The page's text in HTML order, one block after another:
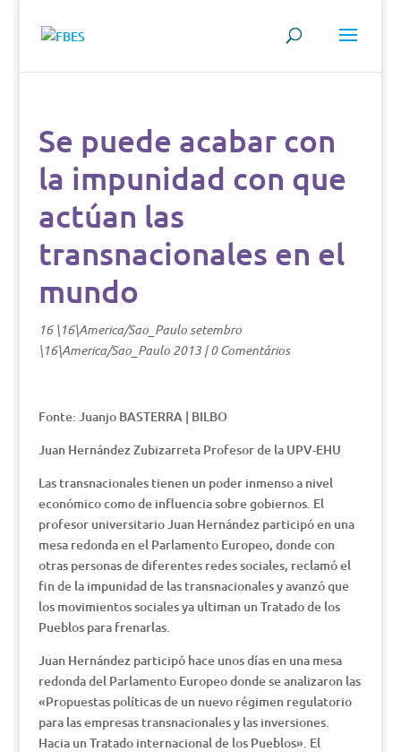
Se puede acabar con
la impunidad con que
actúan las
transnacionales en el
mundo
16 \16\America/Sao_Paulo setembro
\16\America/Sao_Paulo 2013|0 Comentários
Fonte: Juanjo BASTERRA | BILBO
Juan Hernández Zubizarreta Profesor de la UPV-EHU
Las transnacionales tienen un poder inmenso a nivel
económico como de influencia sobre gobiernos. El
profesor universitario Juan Hernández participó en una
mesa redonda en el Parlamento Europeo, donde con
otras personas de diferentes redes sociales, reclamó el
fin de la impunidad de las transnacionales y avanzó que
los movimientos sociales ya ultiman un Tratado de los
Pueblos para frenarlas.
Juan Hernández participó hace unos días en una mesa
redonda del Parlamento Europeo donde se analizaron las
«Propuestas políticas de un nuevo régimen regulatorio
para las empresas transnacionales y las inversiones.
Hacia un Tratado internacional de los Pueblos». El